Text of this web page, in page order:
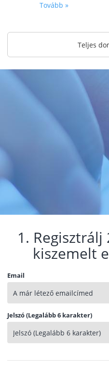
Tovább »
Teljes
1. Regisztrálj
kiszemelt
Email
Jelszó (Legalább 6 karakter)